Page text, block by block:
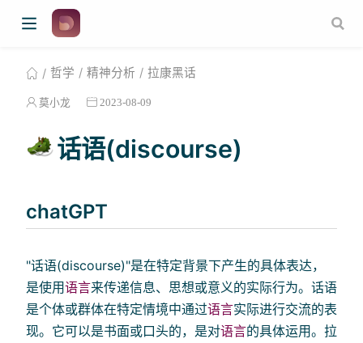
哲学 精神分析 拉康黑话
莫小龙 2023-08-09
话语(discourse)
chatGPT
"话语(discourse)"是在特定背景下产生的具体表达，
是使用语言来传递信息、思想或意义的实际行为。话语
是个体或群体在特定情境中通过语言实际进行交流的表
现。它可以是书面或口头的，是对语言的具体运用。拉